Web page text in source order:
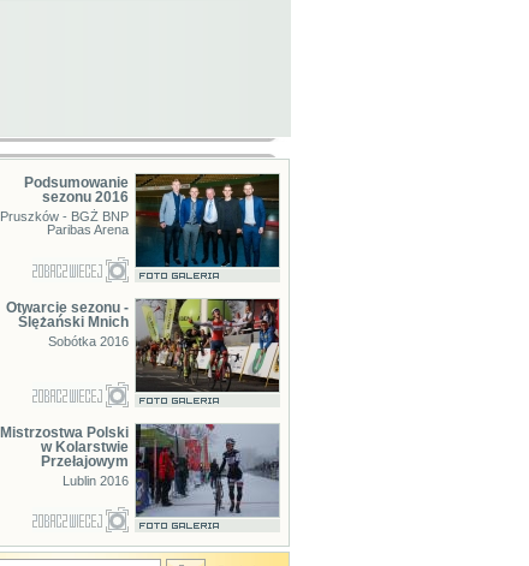
Podsumowanie
sezonu 2016
Pruszków - BGŻ BNP
Paribas Arena
Otwarcie sezonu -
Ślężański Mnich
Sobótka 2016
Mistrzostwa Polski
w Kolarstwie
Przełajowym
Lublin 2016